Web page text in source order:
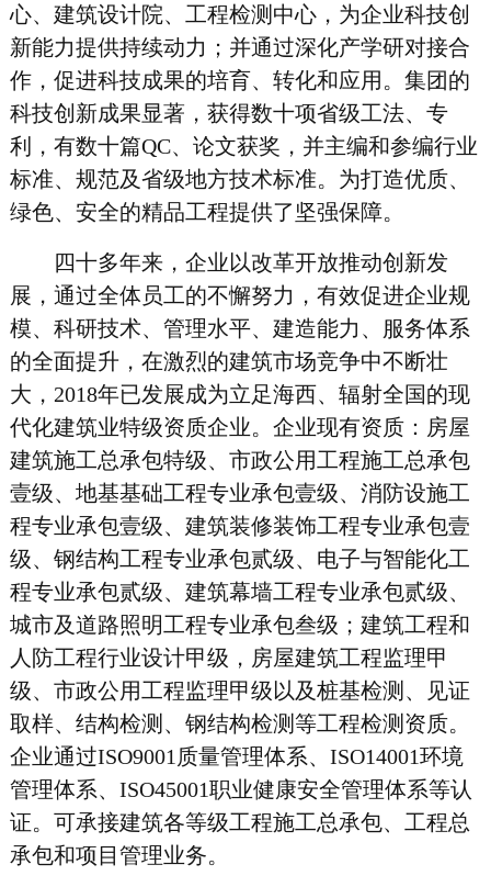
心、建筑设计院、工程检测中心，为企业科技创
新能力提供持续动力；并通过深化产学研对接合
作，促进科技成果的培育、转化和应用。集团的
科技创新成果显著，获得数十项省级工法、专
利，有数十篇QC、论文获奖，并主编和参编行业
标准、规范及省级地方技术标准。为打造优质、
绿色、安全的精品工程提供了坚强保障。
四十多年来，企业以改革开放推动创新发
展，通过全体员工的不懈努力，有效促进企业规
模、科研技术、管理水平、建造能力、服务体系
的全面提升，在激烈的建筑市场竞争中不断壮
大， 2018年已发展成为立足海西、辐射全国的现
代化建筑业特级资质企业。企业现有资质：房屋
建筑施工总承包特级、市政公用工程施工总承包
壹级、地基基础工程专业承包壹级、消防设施工
程专业承包壹级、建筑装修装饰工程专业承包壹
级、钢结构工程专业承包贰级、电子与智能化工
程专业承包贰级、建筑幕墙工程专业承包贰级、
城市及道路照明工程专业承包叁级；建筑工程和
人防工程行业设计甲级，房屋建筑工程监理甲
级、市政公用工程监理甲级以及桩基检测、见证
取样、结构检测、钢结构检测等工程检测资质。
企业通过ISO9001质量管理体系、ISO14001环境
管理体系、ISO45001职业健康安全管理体系等认
证。可承接建筑各等级工程施工总承包、工程总
承包和项目管理业务。